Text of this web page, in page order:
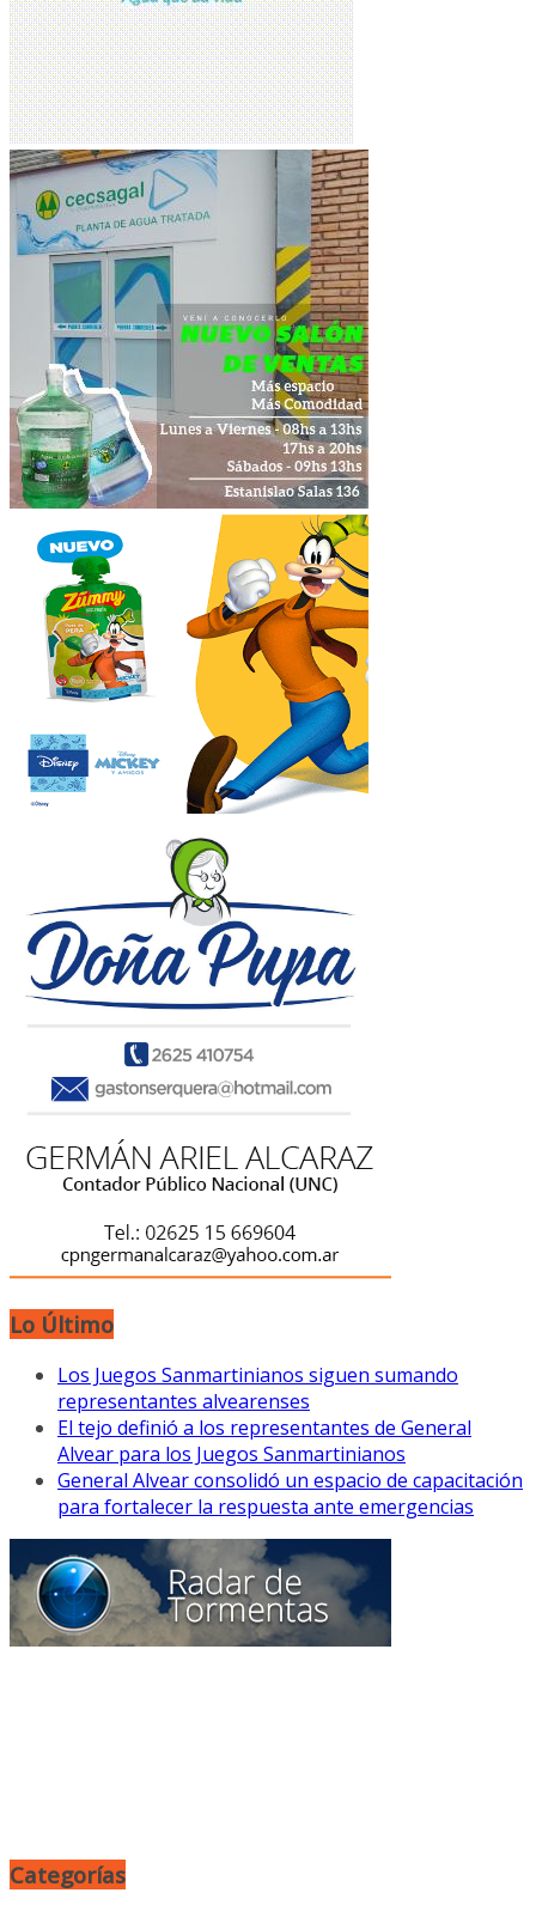
Lo Último
Los Juegos Sanmartinianos siguen sumando
representantes alvearenses
El tejo definió a los representantes de General
Alvear para los Juegos Sanmartinianos
General Alvear consolidó un espacio de capacitación
para fortalecer la respuesta ante emergencias
Categorías